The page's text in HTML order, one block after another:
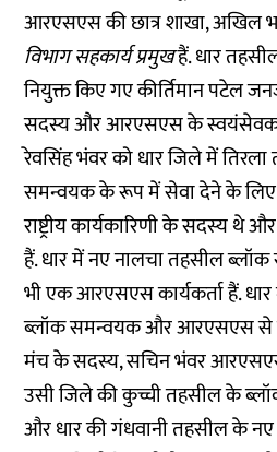
आरएसएस की छात्र शाखा, अखिल
विभाग सहकार्य प्रमुखहैं. धार
नियुक्त किए गए कीर्तिमान पटेल
सदस्य और आरएसएस के
रेवसिंह भंवर को धार जिले में
समन्वयक के रूप में सेवा देने के लिए
राष्ट्रीय कार्यकारिणी के सदस्य
हैं. धार में नए नालचा तहसील ब्लॉक
भी एक आरएसएस कार्यकर्ता हैं.
ब्लॉक समन्वयक और आरएसएस से
मंच के सदस्य, सचिन भंवर
उसी जिले की कुच्ची तहसील के
और धार की गंधवानी तहसील के